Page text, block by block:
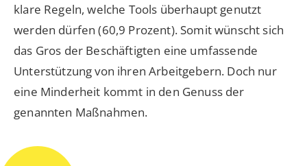
klare Regeln, welche Tools überhaupt genutzt
werden dürfen (60,9 Prozent). Somit wünscht sich
das Gros der Beschäftigten eine umfassende
Unterstützung von ihren Arbeitgebern. Doch nur
eine Minderheit kommt in den Genuss der
genannten Maßnahmen.